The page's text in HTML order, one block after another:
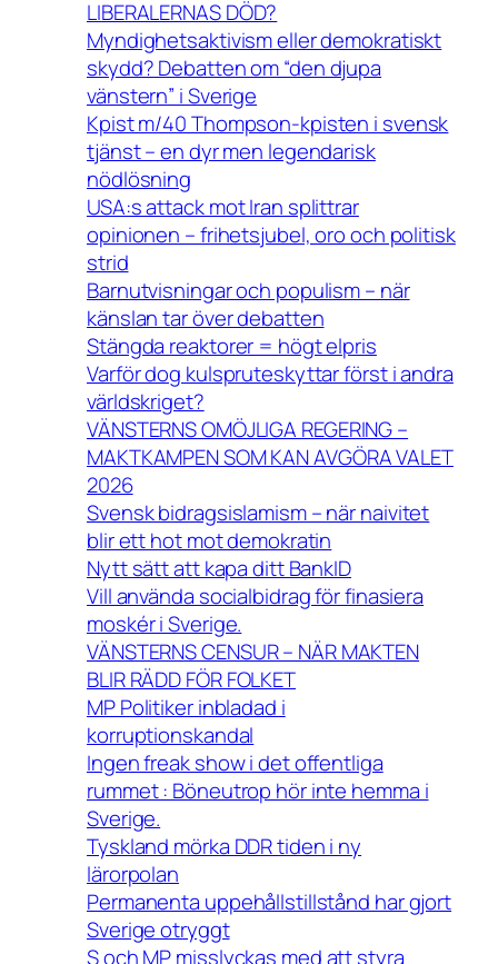
LIBERALERNAS DÖD?
Myndighetsaktivism eller demokratiskt
skydd? Debatten om “den djupa
vänstern” i Sverige
Kpist m/40 Thompson-kpisten i svensk
tjänst – en dyr men legendarisk
nödlösning
USA:s attack mot Iran splittrar
opinionen – frihetsjubel, oro och politisk
strid
Barnutvisningar och populism – när
känslan tar över debatten
Stängda reaktorer = högt elpris
Varför dog kulspruteskyttar först i andra
världskriget?
VÄNSTERNS OMÖJLIGA REGERING –
MAKTKAMPEN SOM KAN AVGÖRA VALET
2026
Svensk bidragsislamism – när naivitet
blir ett hot mot demokratin
Nytt sätt att kapa ditt BankID
Vill använda socialbidrag för finasiera
moskér i Sverige.
VÄNSTERNS CENSUR – NÄR MAKTEN
BLIR RÄDD FÖR FOLKET
MP Politiker inbladad i
korruptionskandal
Ingen freak show i det offentliga
rummet : Böneutrop hör inte hemma i
Sverige.
Tyskland mörka DDR tiden i ny
lärorpolan
Permanenta uppehållstillstånd har gjort
Sverige otryggt
S och MP misslyckas med att styra